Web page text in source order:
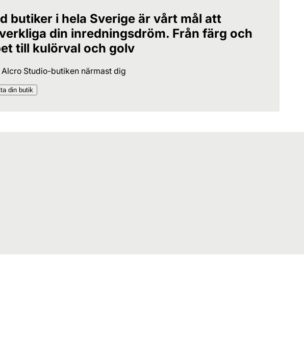
butiker i hela Sverige är vårt mål att
din inredningsdröm. Från färg och
till kulörval och golv
Alcro Studio-butiken närmast dig
din butik